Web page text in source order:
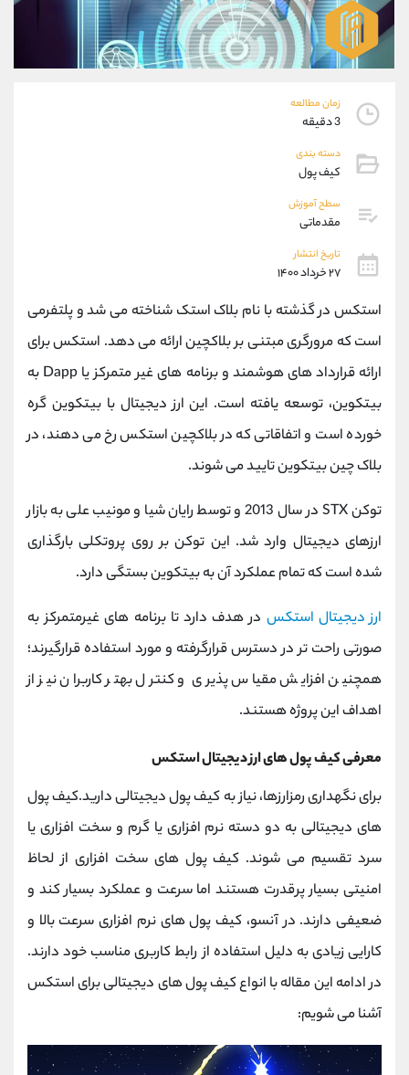
زمان مطالعه
3 دقیقه
دسته بندی
کیف پول
سطح آموزش
مقدماتی
تاریخ انتشار
۲۷ خرداد ۱۴۰۰
استکس در گذشته با نام بلاک استک شناخته می شد و پلتفرمی
است که مرورگری مبتنی بر بلاکچین ارائه می دهد. استکس برای
ارائه قرارداد های هوشمند و برنامه های غیر متمرکز یا Dapp به
بیتکوین، توسعه یافته است. این ارز دیجیتال با بیتکوین گره
خورده است و اتفاقاتی که در بلاکچین استکس رخ می دهند، در
بلاک چین بیتکوین تایید می شوند.
توکن STX در سال 2013 و توسط رایان شیا و مونیب علی به بازار
ارزهای دیجیتال وارد شد. این توکن بر روی پروتکلی بارگذاری
شده است که تمام عملکرد آن به بیتکوین بستگی دارد.
ارز دیجیتال استکس در هدف دارد تا برنامه های غیرمتمرکز به
صورتی راحت تر در دسترس قرارگرفته و مورد استفاده قرارگیرند؛
همچنین افزایش مقیاس پذیری و کنترل بهتر کاربران نیز از
اهداف این پروژه هستند.
معرفی کیف پول های ارز دیجیتال استکس
برای نگهداری رمزارزها، نیاز به کیف پول دیجیتالی دارید.کیف پول
های دیجیتالی به دو دسته نرم افزاری یا گرم و سخت افزاری یا
سرد تقسیم می شوند. کیف پول های سخت افزاری از لحاظ
امنیتی بسیار پرقدرت هستند اما سرعت و عملکرد بسیار کند و
ضعیفی دارند. در آنسو، کیف پول های نرم افزاری سرعت بالا و
کارایی زیادی به دلیل استفاده از رابط کاربری مناسب خود دارند.
در ادامه این مقاله با انواع کیف پول های دیجیتالی برای استکس
آشنا می شویم:
09101364784
واتساپ شروع گفتگو
تلگرام @Armteam_admin_104
داخلی 104
پشتیبان فروش
موبایل
واتساپ
داخلی
اطلاعات تماس (دفتر فروش)
021-22021030
021-22021040
بدون پیش شماره 90001030
اینستاگرام @alireza.mehrabii
@alirezamehrabi_com
کانال بله @alirezamehrabi_official